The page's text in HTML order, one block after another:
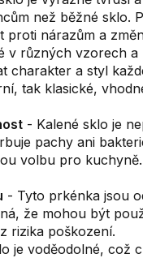
než běžné sklo.
proti nárazům a
v různých vzorech a
charakter a styl
tak klasické,
- Kalené sklo je
pachy ani
volbu pro
- Tyto prkénka jsou
že mohou být
rizika poškození.
je voděodolné, což